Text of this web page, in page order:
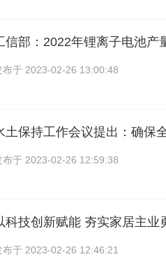
信部：2022年锂离子电池产
布于 2023-02-26 13:00:48
土保持工作会议提出：确保
布于 2023-02-26 12:59:38
科技创新赋能 夯实家居主业
布于 2023-02-26 12:46:21